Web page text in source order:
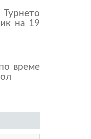
на 19
време